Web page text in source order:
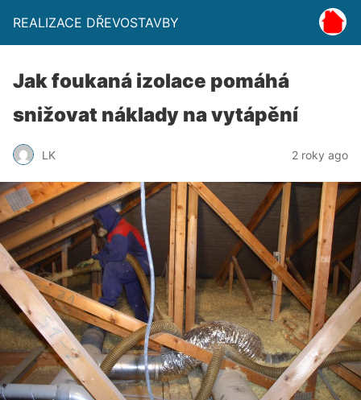
REALIZACE DŘEVOSTAVBY
Jak foukaná izolace pomáhá
snižovat náklady na vytápění
LK 2 roky ago